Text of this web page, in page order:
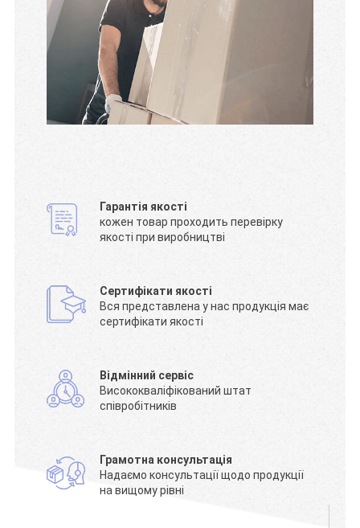
Гарантія якості
кожен товар проходить перевірку
якості при виробництві
Сертифікати якості
Вся представлена у нас продукція має
сертифікати якості
Відмінний сервіс
Висококваліфікований штат
співробітників
Грамотна консультація
Надаємо консультації щодо продукції
на вищому рівні